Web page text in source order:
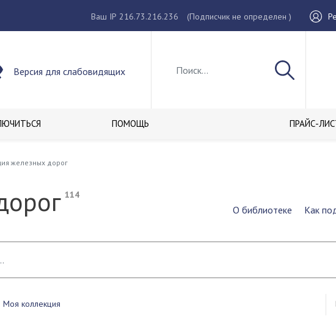
Ваш IP 216.73.216.236 (Подписчик не определен )
Версия для слабовидящих
ПОМОЩЬ ПРАЙС-
железных дорог
114
О библиотеке Как
Моя коллекция